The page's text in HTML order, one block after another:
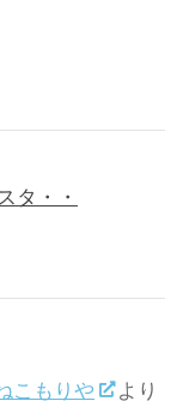
タ・・
こもりや
より